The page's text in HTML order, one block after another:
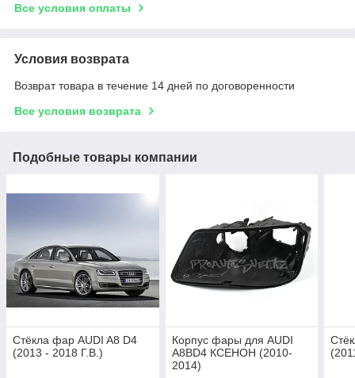
Все условия оплаты
Условия возврата
Возврат товара в течение 14 дней по договоренности
Все условия возврата
Подобные товары компании
Стёкла фар AUDI A8 D4
(2013 - 2018 Г.В.)
Корпус фары для AUDI
A8ВD4 КСЕНОН (2010-
2014)